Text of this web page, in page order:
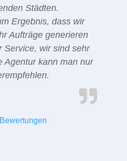
Städten.
Ergebnis, dass wir
Aufträge generieren
Service, wir sind sehr
Agentur kann man nur